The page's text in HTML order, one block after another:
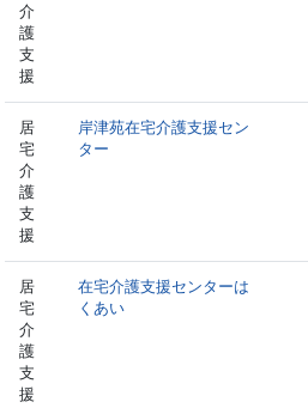
介
護
支
援
居
宅
介
護
支
援
岸津苑在宅介護支援セン
ター
居
宅
介
護
支
援
在宅介護支援センターは
くあい